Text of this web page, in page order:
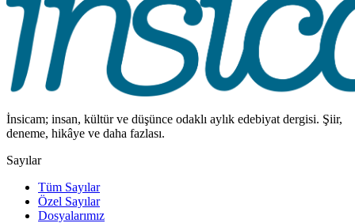
İnsicam; insan, kültür ve düşünce odaklı aylık edebiyat dergisi. Şiir,
deneme, hikâye ve daha fazlası.
Sayılar
Tüm Sayılar
Özel Sayılar
Dosyalarımız